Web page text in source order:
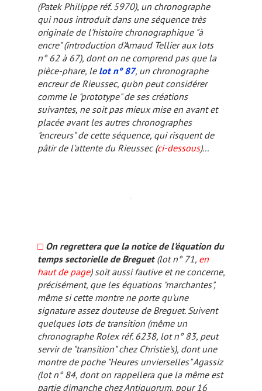
(Patek Philippe réf. 5970), un chronographe
qui nous introduit dans une séquence très
originale de l'histoire chronographique "à
encre" (introduction d'Arnaud Tellier aux lots
n° 62 à 67), dont on ne comprend pas que la
pièce-phare, le lot n° 87, un chronographe
encreur de Rieussec, qu'on peut considérer
comme le "prototype" de ses créations
suivantes, ne soit pas mieux mise en avant et
placée avant les autres chronographes
"encreurs" de cette séquence, qui risquent de
pâtir de l'attente du Rieussec (ci-dessous)...
□ On regrettera que la notice de l'équation du
temps sectorielle de Breguet(lot n° 71, en
haut de page) soit aussi fautive et ne concerne,
précisément, que les équations "marchantes",
même si cette montre ne porte qu'une
signature assez douteuse de Breguet. Suivent
quelques lots de transition (même un
chronographe Rolex réf. 6238, lot n° 83, peut
servir de "transition" chez Christie's), dont une
montre de poche "Heures unvierselles" Agassiz
(lot n° 84, dont on rappellera que la même est
partie dimanche chez Antiquorum, pour 16